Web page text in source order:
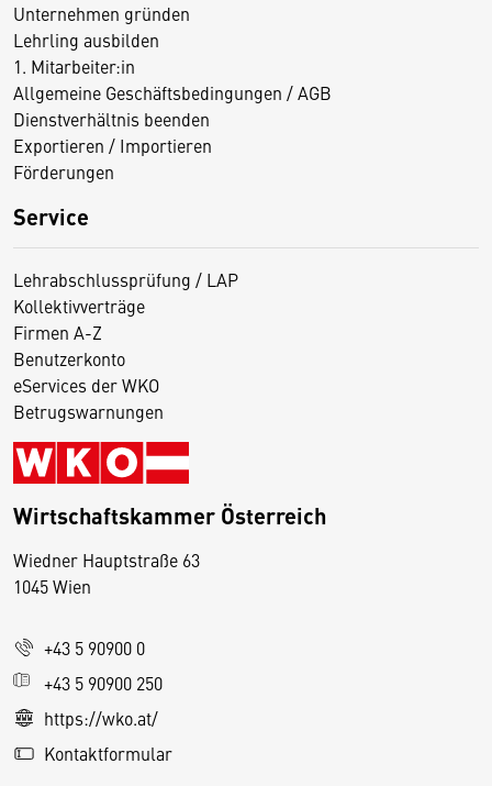
Unternehmen gründen
Lehrling ausbilden
1. Mitarbeiter:in
Allgemeine Geschäftsbedingungen / AGB
Dienstverhältnis beenden
Exportieren / Importieren
Förderungen
Service
Lehrabschlussprüfung / LAP
Kollektivverträge
Firmen A-Z
Benutzerkonto
eServices der WKO
Betrugswarnungen
Wirtschaftskammer Österreich
Wiedner Hauptstraße 63
1045 Wien
+43 5 90900 0
+43 5 90900 250
https://wko.at/
Kontaktformular
D
s
e
S
e